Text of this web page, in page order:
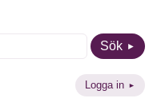
Sök
Logga in